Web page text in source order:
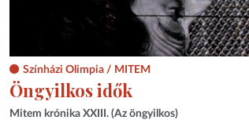
Színházi Olimpia / MITEM
Öngyilkos idők
Mitem krónika XXIII. (Az öngyilkos)